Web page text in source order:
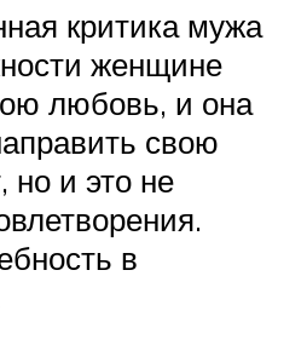
критика мужа
женщине
любовь, и она
свою
но и это не
в